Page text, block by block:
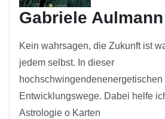
Gabriele Aulmann
Kein wahrsagen, die Zukunft ist
jedem selbst. In dieser
hochschwingendenenergetischen
Entwicklungswege. Dabei helfe
Astrologie o Karten